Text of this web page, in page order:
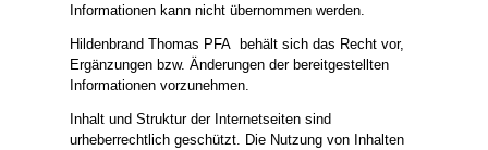
Informationen kann nicht übernommen werden.
Hildenbrand Thomas PFA behält sich das Recht vor,
Ergänzungen bzw. Änderungen der bereitgestellten
Informationen vorzunehmen.
Inhalt und Struktur der Internetseiten sind
urheberrechtlich geschützt. Die Nutzung von Inhalten